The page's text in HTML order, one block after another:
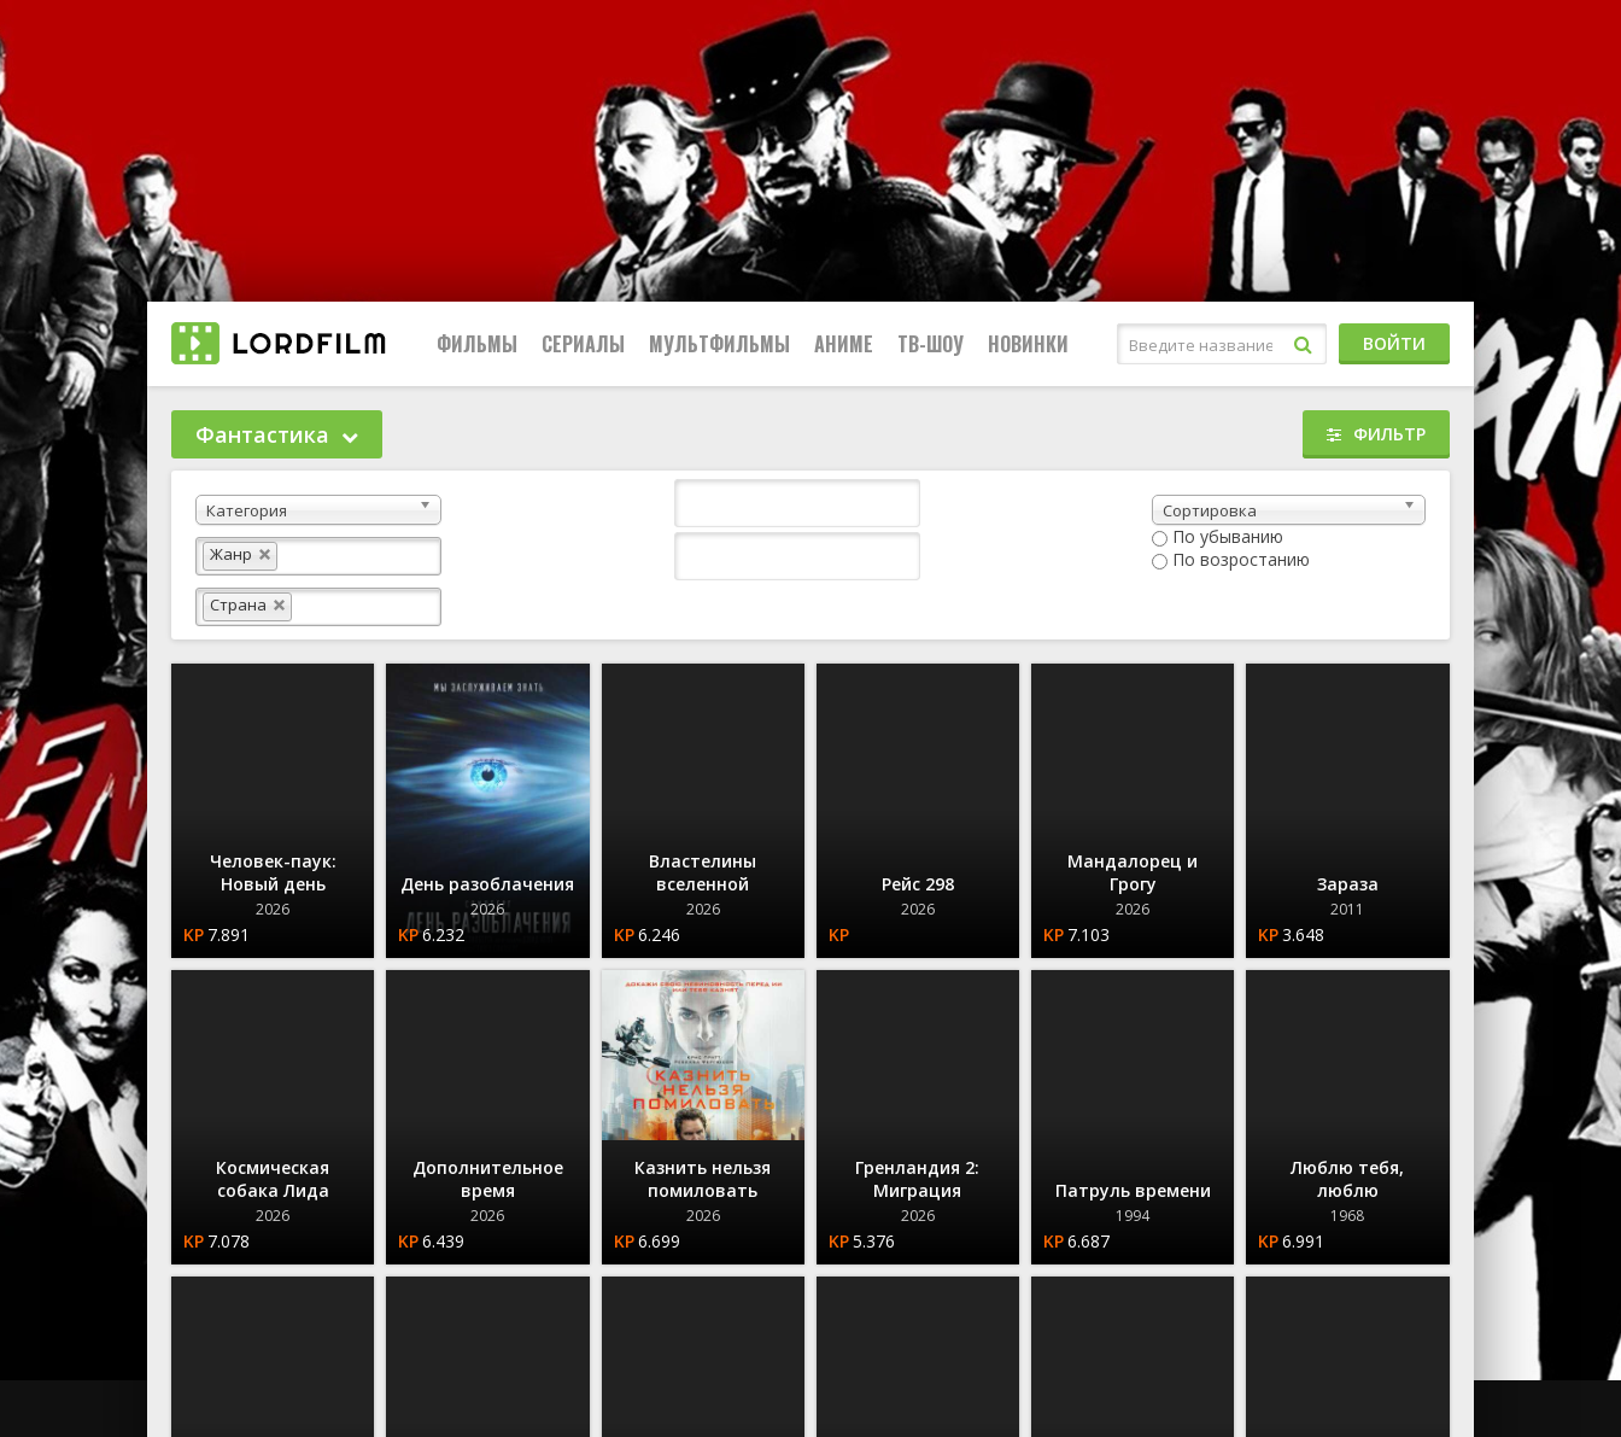
ФИЛЬМЫ
Документальные
Драма
Исторические
Комедийные
Мелодрамы
Приключения
Спорт
Триллеры
СЕРИАЛЫ
Документальные
Драма
Исторические
Криминальные
Триллеры
Фантастические
Фэнтези
МУЛЬТФИЛЬМЫ
Детективные
Семейные
Комедийные
Мюзиклы
Русские
Фантастические
Развивающие
АНИМЕ
Боевик
Драма
Криминал
Мелодрама
Фантастика
Сериалы
ТВ-ШОУ НОВИНКИ ВОЙТИ
Фантастика ФИЛЬТР
Категория
Жанр
Страна
Сортировка
По убыванию
По возростанию
Человек-паук:
Новый день
2026
7.891
День разоблачения
2026
6.232
Властелины
вселенной
2026
6.246
Рейс 298
2026
Мандалорец и
Грогу
2026
7.103
Зараза
2011
3.648
Космическая
собака Лида
2026
7.078
Дополнительное
время
2026
6.439
Казнить нельзя
помиловать
2026
6.699
Гренландия 2:
Миграция
2026
5.376
Патруль времени
1994
6.687
Люблю тебя,
люблю
1968
6.991